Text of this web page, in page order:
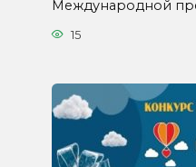
Международной
15